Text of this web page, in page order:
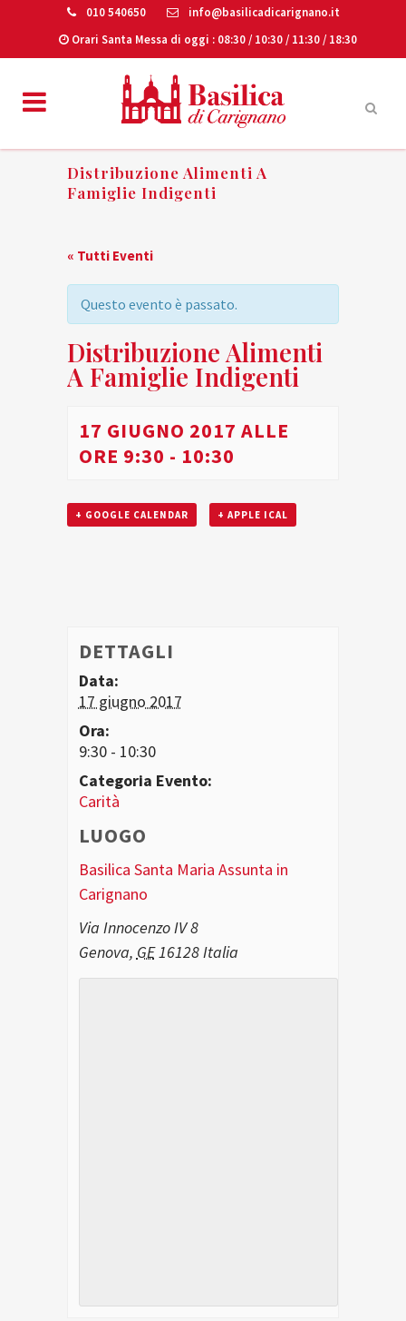
010 540650
info@basilicadicarignano.it
Orari Santa Messa di oggi : 08:30 / 10:30 / 11:30 / 18:30
Distribuzione Alimenti A
Famiglie Indigenti
« Tutti Eventi
Questo evento è passato.
Distribuzione Alimenti
A Famiglie Indigenti
17 GIUGNO 2017 ALLE
ORE 9:30 - 10:30
+ GOOGLE CALENDAR + APPLE ICAL
DETTAGLI
Data:
17 giugno 2017
Ora:
9:30 - 10:30
Categoria Evento:
Carità
LUOGO
Basilica Santa Maria Assunta in
Carignano
Via Innocenzo IV 8
Genova, GE16128Italia